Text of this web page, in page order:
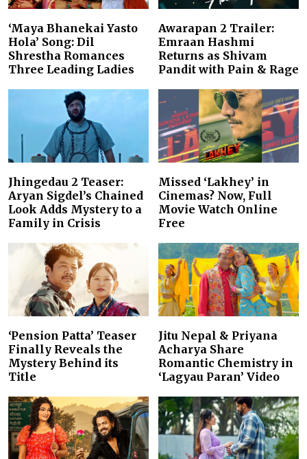
‘Maya Bhanekai Yasto
Hola’ Song: Dil
Shrestha Romances
Three Leading Ladies
Awarapan 2 Trailer:
Emraan Hashmi
Returns as Shivam
Pandit with Pain & Rage
Jhingedau 2 Teaser:
Aryan Sigdel’s Chained
Look Adds Mystery to a
Family in Crisis
Missed ‘Lakhey’ in
Cinemas? Now, Full
Movie Watch Online
Free
‘Pension Patta’ Teaser
Finally Reveals the
Mystery Behind its
Title
Jitu Nepal & Priyana
Acharya Share
Romantic Chemistry in
‘Lagyau Paran’ Video